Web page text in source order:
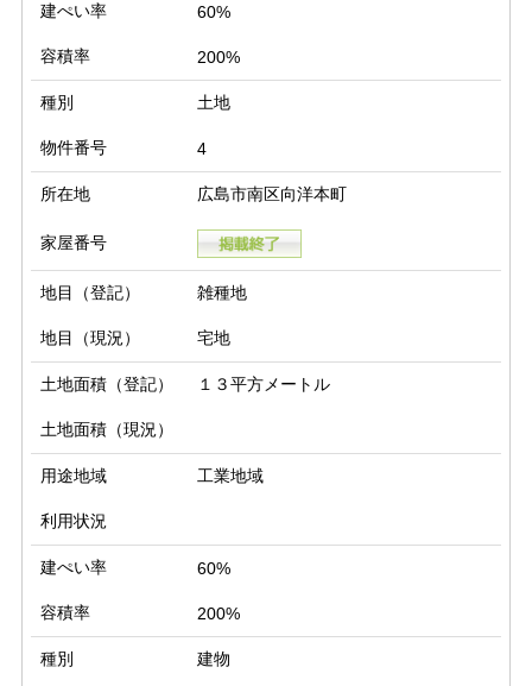
建ぺい率 60%
容積率 200%
種別 土地
物件番号 4
所在地 広島市南区向洋本町
家屋番号
地目（登記） 雑種地
地目（現況） 宅地
土地面積（登記） １３平方メートル
土地面積（現況）
用途地域 工業地域
利用状況
建ぺい率 60%
容積率 200%
種別 建物